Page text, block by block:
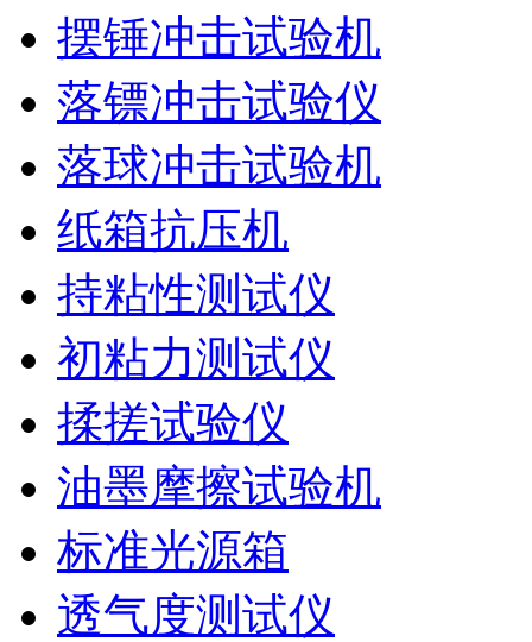
摆锤冲击试验机
落镖冲击试验仪
落球冲击试验机
纸箱抗压机
持粘性测试仪
初粘力测试仪
揉搓试验仪
油墨摩擦试验机
标准光源箱
透气度测试仪